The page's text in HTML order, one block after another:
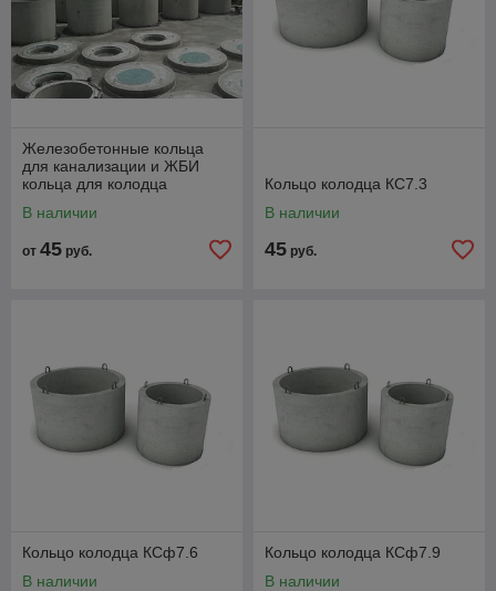
А – класс эксплуатации А в соответствии с СТБ.
Железобетонные кольца
для канализации и ЖБИ
кольца для колодца
В наличии
от 45 руб.
Кольцо колодца КС7.3
В наличии
45 руб.
Кольцо колодца КСф7.6
В наличии
Кольцо колодца КСф7.9
В наличии